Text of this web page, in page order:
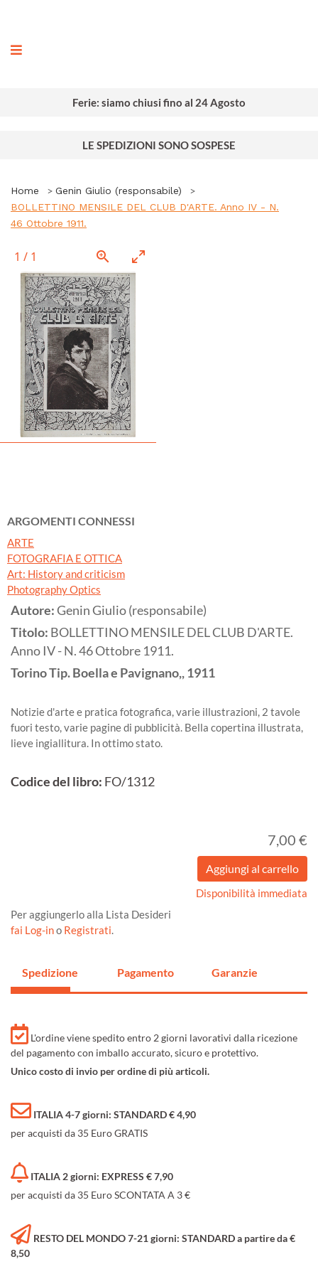
Ferie: siamo chiusi fino al 24 Agosto
LE SPEDIZIONI SONO SOSPESE
Home
Genin Giulio (responsabile)
BOLLETTINO MENSILE DEL CLUB D'ARTE. Anno IV - N.
46 Ottobre 1911.
1 / 1
ARGOMENTI CONNESSI
ARTE
FOTOGRAFIA E OTTICA
Art: History and criticism
Photography Optics
Autore:Genin Giulio (responsabile)
Titolo: BOLLETTINO MENSILE DEL CLUB D'ARTE.
Anno IV - N. 46 Ottobre 1911.
TorinoTip. Boella e Pavignano,,1911
Notizie d'arte e pratica fotografica, varie illustrazioni, 2 tavole
fuori testo, varie pagine di pubblicità. Bella copertina illustrata,
lieve ingiallitura. In ottimo stato.
Codice del libro: FO/1312
7,00 €
Disponibilità immediata
Per aggiungerlo alla Lista Desideri
fai Log-ino Registrati.
Spedizione Pagamento Garanzie
L'ordine viene spedito entro 2 giorni lavorativi dalla ricezione
del pagamento con imballo accurato, sicuro e protettivo.
Unico costo di invio per ordine di più articoli.
ITALIA 4-7 giorni: STANDARD € 4,90
per acquisti da 35 Euro GRATIS
ITALIA 2 giorni: EXPRESS € 7,90
per acquisti da 35 Euro SCONTATA A 3 €
RESTO DEL MONDO 7-21 giorni: STANDARD a partire da €
8,50